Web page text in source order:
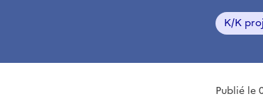
K/K
Publié le